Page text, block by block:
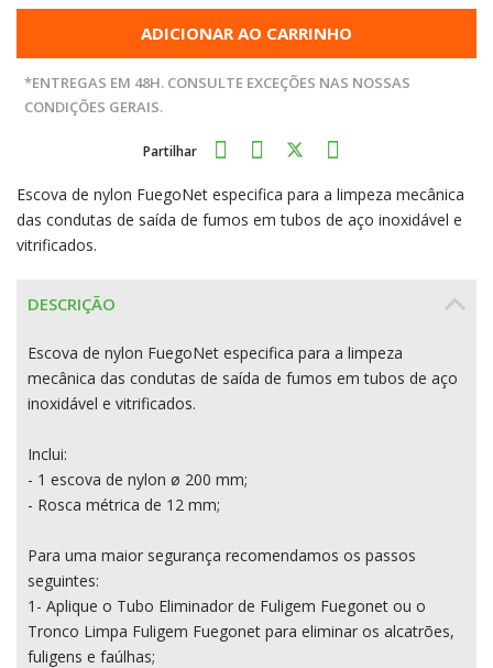
ADICIONAR AO CARRINHO
*ENTREGAS EM 48H. CONSULTE EXCEÇÕES NAS NOSSAS
CONDIÇÕES GERAIS.
Partilhar
Escova de nylon FuegoNet especifica para a limpeza mecânica
das condutas de saída de fumos em tubos de aço inoxidável e
vitrificados.
DESCRIÇÃO
Escova de nylon FuegoNet especifica para a limpeza
mecânica das condutas de saída de fumos em tubos de aço
inoxidável e vitrificados.
Inclui:
- 1 escova de nylon ø 200 mm;
- Rosca métrica de 12 mm;
Para uma maior segurança recomendamos os passos
seguintes:
1- Aplique o Tubo Eliminador de Fuligem Fuegonet ou o
Tronco Limpa Fuligem Fuegonet para eliminar os alcatrões,
fuligens e faúlhas;